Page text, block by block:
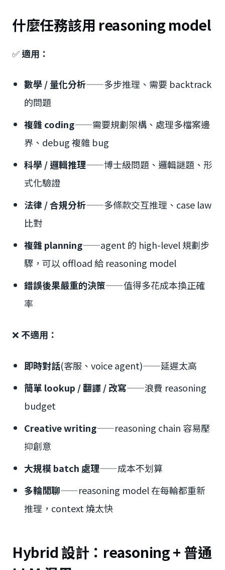
什麼任務該用 reasoning model
✅適用：
數學 / 量化分析——多步推理、需要 backtrack
的問題
複雜 coding——需要規劃架構、處理多檔案邊
界、debug 複雜 bug
科學 / 邏輯推理——博士級問題、邏輯謎題、形
式化驗證
法律 / 合規分析——多條款交互推理、case law
比對
複雜 planning——agent 的 high-level 規劃步
驟，可以 offload 給 reasoning model
錯誤後果嚴重的決策——值得多花成本換正確
率
❌ 不適用：
即時對話(客服、voice agent)——延遲太高
簡單 lookup / 翻譯 / 改寫——浪費 reasoning
budget
Creative writing——reasoning chain 容易壓
抑創意
大規模 batch 處理——成本不划算
多輪閒聊——reasoning model 在每輪都重新
推理，context 燒太快
Hybrid 設計：reasoning + 普通